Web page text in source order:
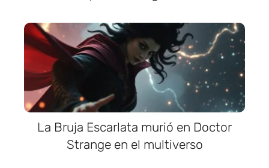
La Bruja Escarlata murió en Doctor
Strange en el multiverso